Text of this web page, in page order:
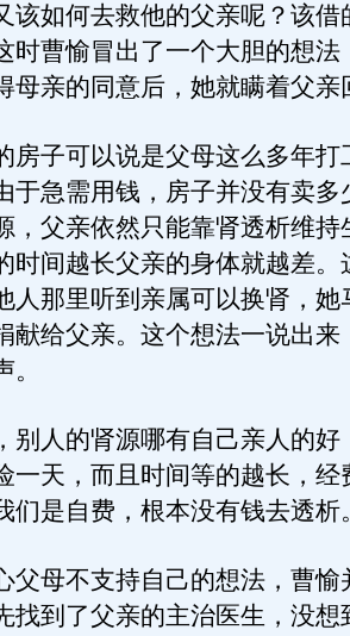
该如何去救他的父亲呢？该借
时曹愉冒出了一个大胆的想法
母亲的同意后，她就瞒着父亲
子可以说是父母这么多年打
于急需用钱，房子并没有卖多
，父亲依然只能靠肾透析维持
时间越长父亲的身体就越差。
人那里听到亲属可以换肾，她
献给父亲。这个想法一说出来
人的肾源哪有自己亲人的好
一天，而且时间等的越长，经
们是自费，根本没有钱去透析
母不支持自己的想法，曹愉
找到了父亲的主治医生，没想